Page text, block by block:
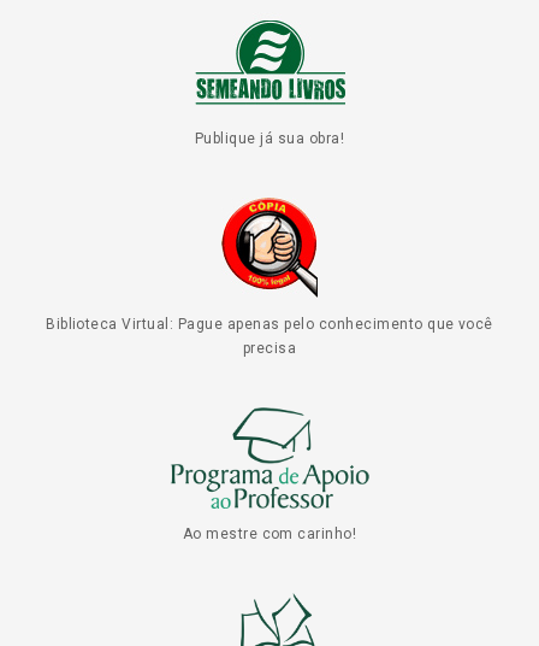
Publique já sua obra!
Biblioteca Virtual: Pague apenas pelo conhecimento que você
precisa
Ao mestre com carinho!